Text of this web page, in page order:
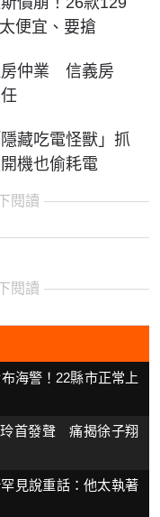
便宜、要搶
房仲業 信義房
藏吃電怪獸」抓
機也偷耗電
閱讀
閱讀
海警！22縣市正常上
首發聲 痛揭徐子翔
見說重話：他太執著